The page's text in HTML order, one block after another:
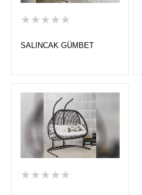
★★★★★
SALINCAK GÜMBET
★★★★★